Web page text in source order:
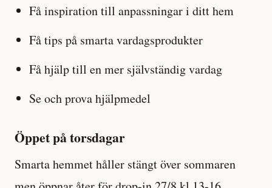
Få inspiration till anpassningar i ditt hem
Få tips på smarta vardagsprodukter
Få hjälp till en mer självständig vardag
Se och prova hjälpmedel
Öppet på torsdagar
Smarta hemmet håller stängt över sommaren